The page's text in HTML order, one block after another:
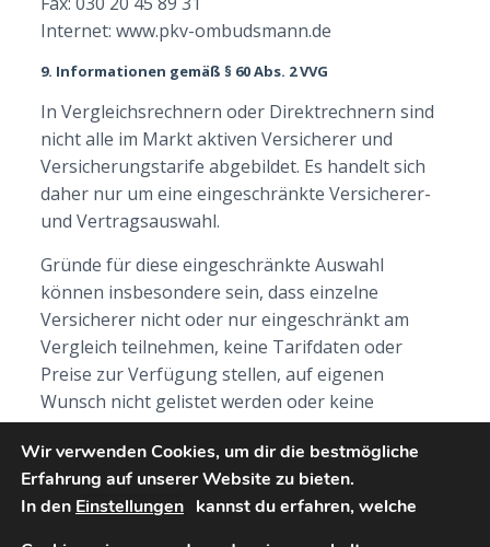
Internet: www.pkv-ombudsmann.de
9. Informationen gemäß § 60 Abs. 2 VVG
In Vergleichsrechnern oder Direktrechnern sind
nicht alle im Markt aktiven Versicherer und
Versicherungstarife abgebildet. Es handelt sich
daher nur um eine eingeschränkte Versicherer-
und Vertragsauswahl.
Gründe für diese eingeschränkte Auswahl
können insbesondere sein, dass einzelne
Versicherer nicht oder nur eingeschränkt am
Vergleich teilnehmen, keine Tarifdaten oder
Preise zur Verfügung stellen, auf eigenen
Wunsch nicht gelistet werden oder keine
Provisionsvereinbarung besteht.
[/vc_column_text][/vc_column][/vc_row]
Wir verwenden Cookies, um dir die bestmögliche
Erfahrung auf unserer Website zu bieten.
In den Einstellungen kannst du erfahren, welche